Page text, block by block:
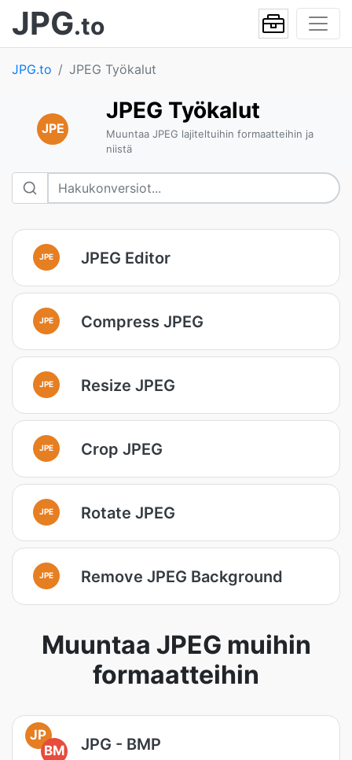
JPG.to
JPG.to JPEG Työkalut
JPE
JPEG Työkalut
Muuntaa JPEG lajiteltuihin formaatteihin ja
niistä
JPE JPEG Editor
JPE Compress JPEG
JPE Resize JPEG
JPE Crop JPEG
JPE Rotate JPEG
JPE Remove JPEG Background
Muuntaa JPEG muihin
formaatteihin
JP
BM
JPG - BMP